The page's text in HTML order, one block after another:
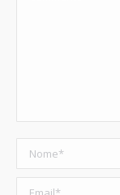
Nome *
Email *